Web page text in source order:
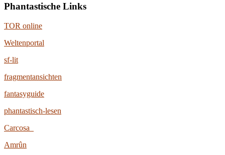
Phantastische Links
TOR online
Weltenportal
sf-lit
fragmentansichten
fantasyguide
phantastisch-lesen
Carcosa
Amrûn